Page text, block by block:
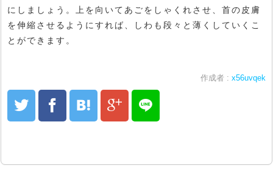
にしましょう。上を向いてあごをしゃくれさせ、首の皮膚
を伸縮させるようにすれば、しわも段々と薄くしていくこ
とができます。
作成者 : x56uvqek